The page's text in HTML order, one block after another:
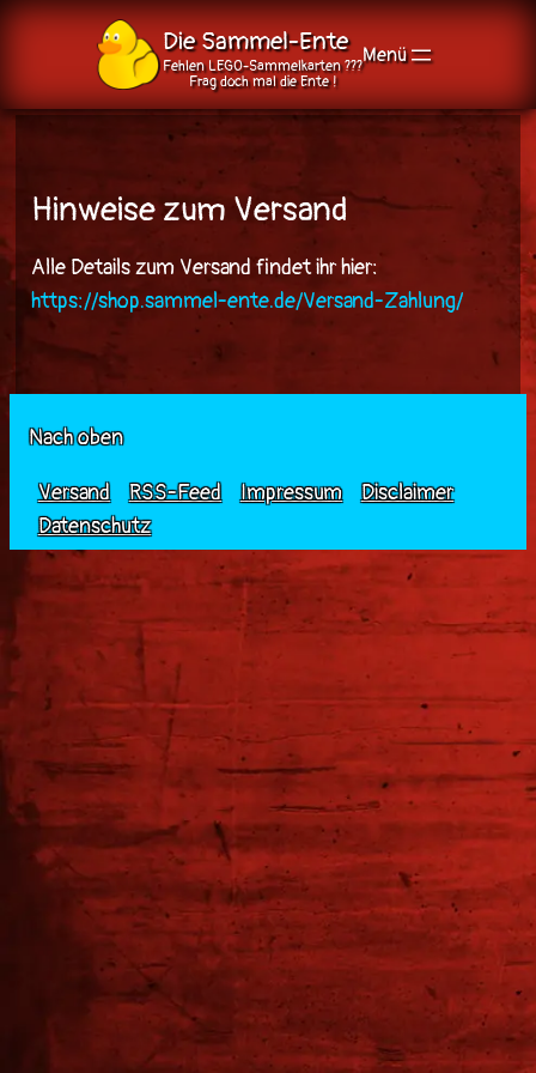
springen
Die Sammel-Ente
Fehlen LEGO-Sammelkarten ???
Frag doch mal die Ente !
Hinweise zum Versand
Alle Details zum Versand findet ihr hier:
https://shop.sammel-ente.de/Versand-Zahlung/
Nach oben
Versand
RSS-Feed Impressum
Disclaimer
Datenschutz